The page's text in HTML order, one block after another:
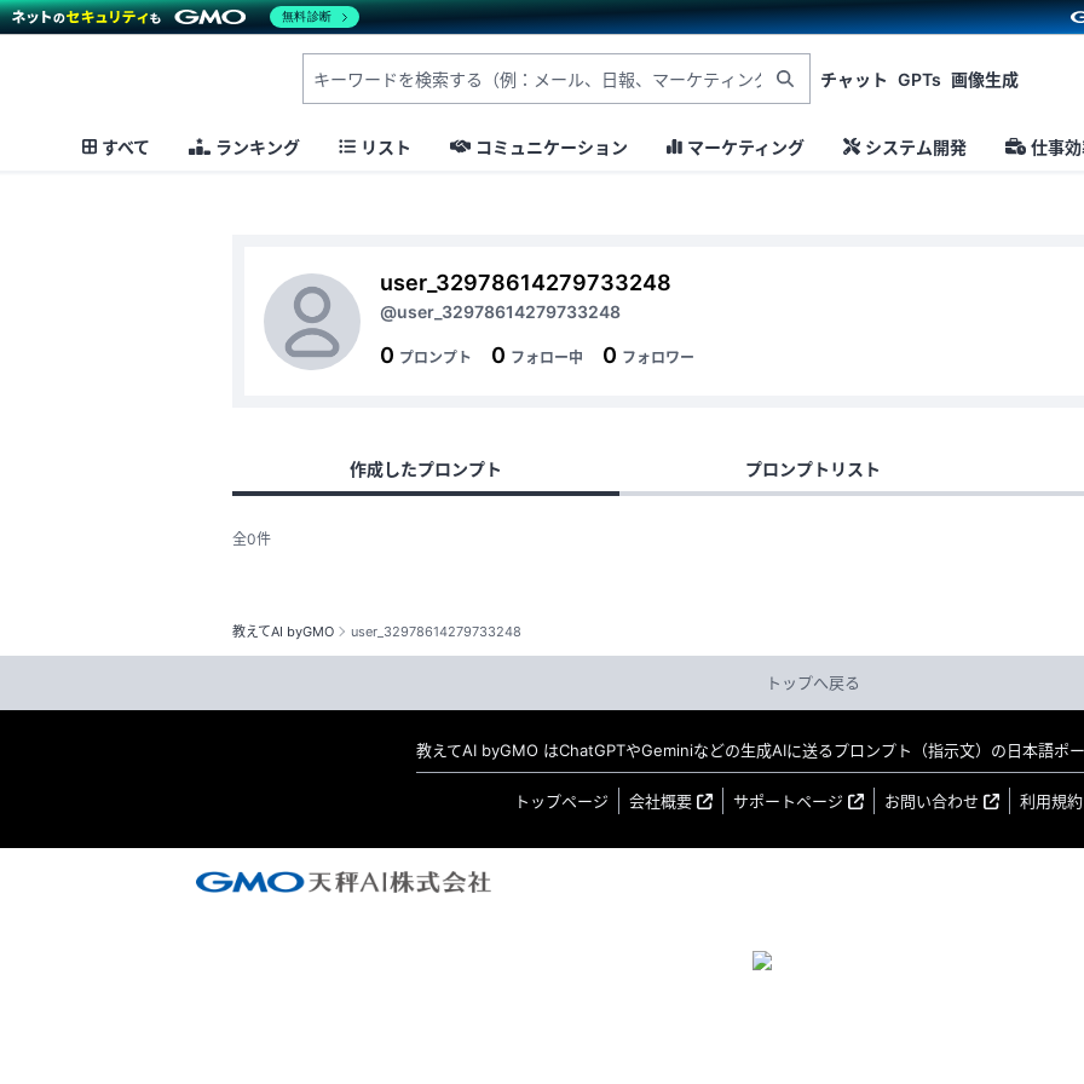
チャット GPTs 画像生成
すべて ランキング リスト コミュニケーション マーケティング システム開発 仕事
教えてAI byGMO user_32978614279733248
user_32978614279733248
@user_32978614279733248
0 プロンプト 0 フォロー中 0 フォロワー
作成したプロンプト プロンプトリスト
全0件
トップへ戻る
教えてAI byGMO はChatGPTやGeminiなどの生成AIに送るプロンプト（指示文）の日本語ポー
トップページ 会社概要 サポートページ お問い合わせ 利用規約
無料診断